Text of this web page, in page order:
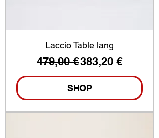
Laccio Table lang
Standardpreis
479,00 €Sale-Preis
383,20 €
SHOP